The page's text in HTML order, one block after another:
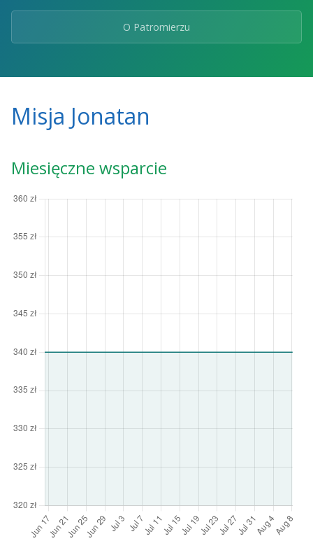
O Patromierzu
Misja Jonatan
Miesięczne wsparcie